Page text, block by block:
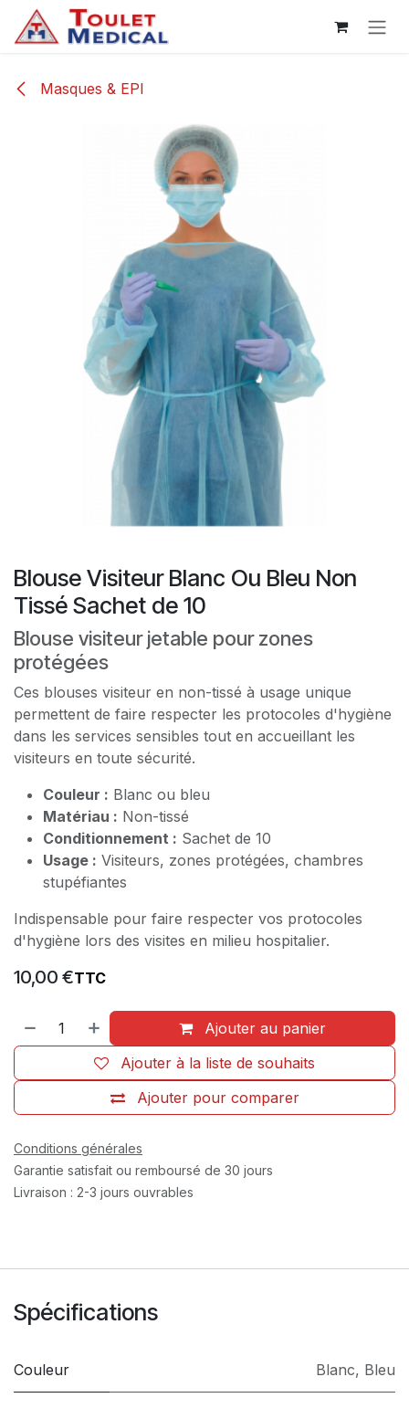
Se rendre au contenu
Masques & EPI
Blouse Visiteur Blanc Ou Bleu Non
Tissé Sachet de 10
Blouse visiteur jetable pour zones
protégées
Ces blouses visiteur en non-tissé à usage unique
permettent de faire respecter les protocoles d'hygiène
dans les services sensibles tout en accueillant les
visiteurs en toute sécurité.
Couleur : Blanc ou bleu
Matériau : Non-tissé
Conditionnement : Sachet de 10
Usage : Visiteurs, zones protégées, chambres
stupéfiantes
Indispensable pour faire respecter vos protocoles
d'hygiène lors des visites en milieu hospitalier.
10,00 €TTC
Ajouter au panier
Ajouter pour comparer
Ajouter à la liste de souhaits
Conditions générales
Garantie satisfait ou remboursé de 30 jours
Livraison : 2-3 jours ouvrables
Spécifications
Couleur Blanc, Bleu